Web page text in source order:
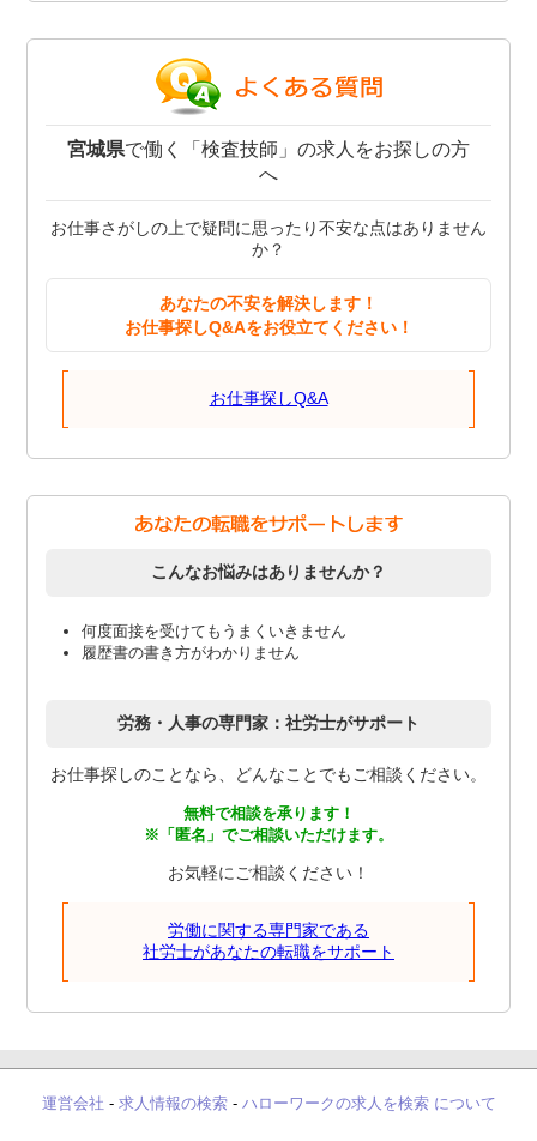
宮城県で働く「検査技師」の求人をお探しの方
へ
お仕事さがしの上で疑問に思ったり不安な点はありません
か？
あなたの不安を解決します！
お仕事探しQ&Aをお役立てください！
お仕事探しQ&A
こんなお悩みはありませんか？
何度面接を受けてもうまくいきません
履歴書の書き方がわかりません
労務・人事の専門家：社労士がサポート
お仕事探しのことなら、どんなことでもご相談ください。
無料で相談を承ります！
※「匿名」でご相談いただけます。
お気軽にご相談ください！
労働に関する専門家である
社労士があなたの転職をサポート
運営会社 - 求人情報の検索- ハローワークの求人を検索 について